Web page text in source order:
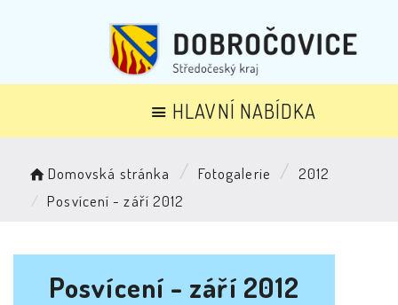
HLAVNÍ NABÍDKA
Domovská stránka Fotogalerie
2012
Posvícení - září 2012
Posvícení - září 2012